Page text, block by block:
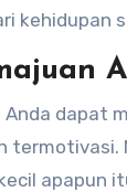
kehidupan
dapat
termotivasi.
apapun